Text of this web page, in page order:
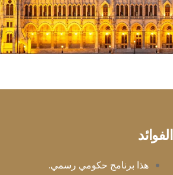
الفوائد
هذا برنامج حكومي رسمي.